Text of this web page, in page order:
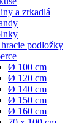
a zrkadlá
podložky
Ø 100 cm
Ø 120 cm
Ø 140 cm
Ø 150 cm
Ø 160 cm